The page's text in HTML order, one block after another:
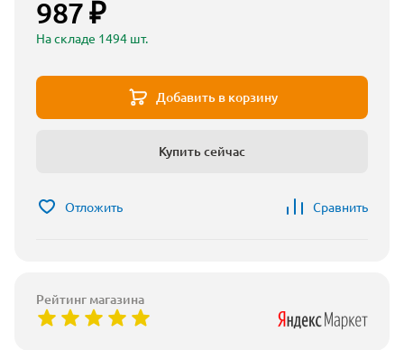
987 ₽
На складе 1494 шт.
Добавить в корзину
Купить сейчас
Отложить Сравнить
Рейтинг магазина